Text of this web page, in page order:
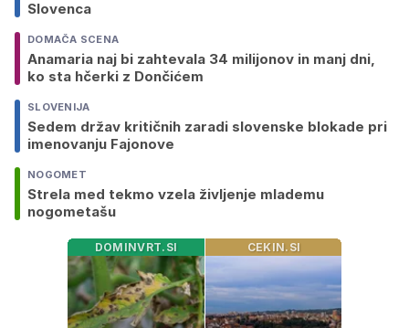
Slovenca
DOMAČA SCENA
Anamaria naj bi zahtevala 34 milijonov in manj dni,
ko sta hčerki z Dončićem
SLOVENIJA
Sedem držav kritičnih zaradi slovenske blokade pri
imenovanju Fajonove
NOGOMET
Strela med tekmo vzela življenje mlademu
nogometašu
DOMINVRT.SI CEKIN.SI